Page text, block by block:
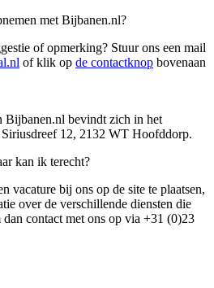
met Bijbanen.nl?
of opmerking? Stuur ons een mail
of klik op de contactknop bovenaan
Bijbanen.nl bevindt zich in het
12, 2132 WT Hoofddorp.
kan ik terecht?
vacature bij ons op de site te plaatsen,
over de verschillende diensten die
contact met ons op via +31 (0)23